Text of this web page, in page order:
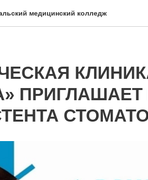
медицинский колледж
ПРИГЛАШАЕТ